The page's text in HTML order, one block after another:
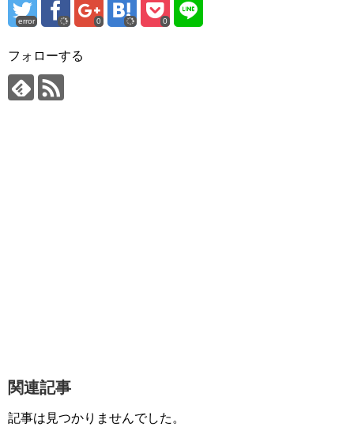
error 0 0
フォローする
関連記事
記事は見つかりませんでした。